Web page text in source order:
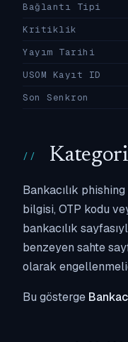
Bağlantı Tipi
Kritiklik
Yayım Tarihi
USOM Kayıt ID
Son Senkron
Kategori
Bankacılık
bilgisi, OTP kodu
bankacılık
benzeyen sahte
olarak
Bu gösterge